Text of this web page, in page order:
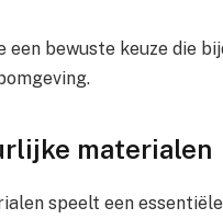
een bewuste keuze die
materialen
speelt een